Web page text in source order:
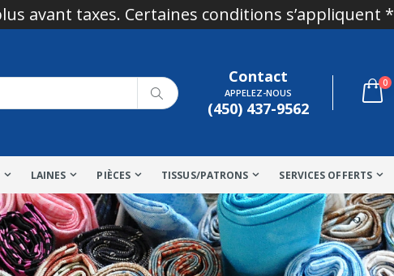
avant taxes. Certaines conditions s’appliquent *
Contact
APPELEZ-NOUS
(450) 437-9562
0
LAINES PIÈCES TISSUS/PATRONS SERVICES OFFERTS